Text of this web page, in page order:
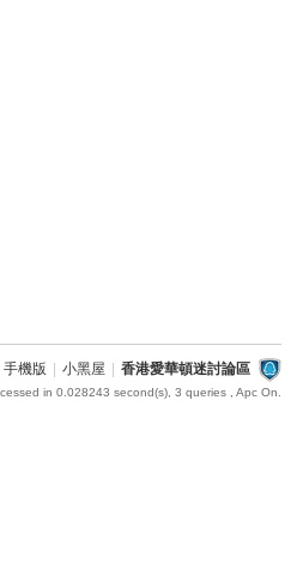
手機版 小黑屋 香港愛華頓迷討論區
in 0.028243 second(s), 3 queries , Apc On.